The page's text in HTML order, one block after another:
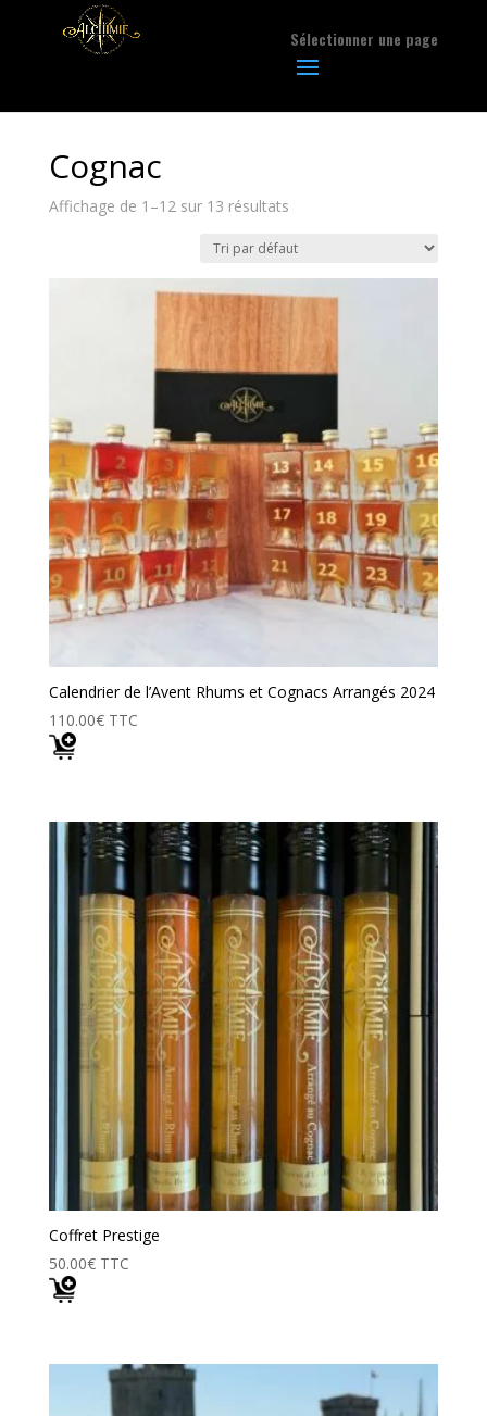
Sélectionner une page
Cognac
Affichage de 1–12 sur 13 résultats
Calendrier de l’Avent Rhums et Cognacs Arrangés 2024
110.00€ TTC
Coffret Prestige
50.00€ TTC